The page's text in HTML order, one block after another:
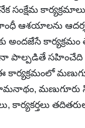
సంక్షేమ
ఆశయాలను
అందజేసే కార్యక్రమం
పాల్పడితే సహించేది
మణుగూరు